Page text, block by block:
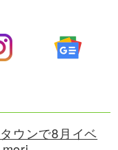
ウンで8月イベ